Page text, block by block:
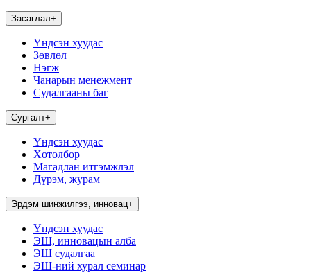
Засаглал+
Үндсэн хуудас
Зөвлөл
Нэгж
Чанарын менежмент
Судалгааны баг
Сургалт+
Үндсэн хуудас
Хөтөлбөр
Магадлан итгэмжлэл
Дүрэм, журам
Эрдэм шинжилгээ, инновац+
Үндсэн хуудас
ЭШ, инновацын алба
ЭШ судалгаа
ЭШ-ний хурал семинар